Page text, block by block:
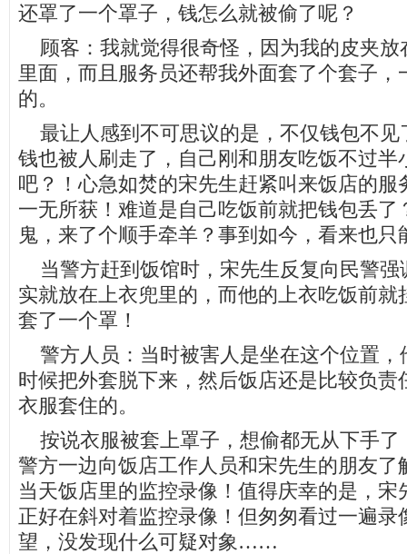
还罩了一个罩子，钱怎么就被偷了呢？
顾客：我就觉得很奇怪，因为我的皮夹放
里面，而且服务员还帮我外面套了个套子，
的。
最让人感到不可思议的是，不仅钱包不见
钱也被人刷走了，自己刚和朋友吃饭不过半
吧？！心急如焚的宋先生赶紧叫来饭店的服
一无所获！难道是自己吃饭前就把钱包丢了
鬼，来了个顺手牵羊？事到如今，看来也只
当警方赶到饭馆时，宋先生反复向民警强
实就放在上衣兜里的，而他的上衣吃饭前就
套了一个罩！
警方人员：当时被害人是坐在这个位置，
时候把外套脱下来，然后饭店还是比较负责
衣服套住的。
按说衣服被套上罩子，想偷都无从下手了
警方一边向饭店工作人员和宋先生的朋友了
当天饭店里的监控录像！值得庆幸的是，宋
正好在斜对着监控录像！但匆匆看过一遍录
望，没发现什么可疑对象……